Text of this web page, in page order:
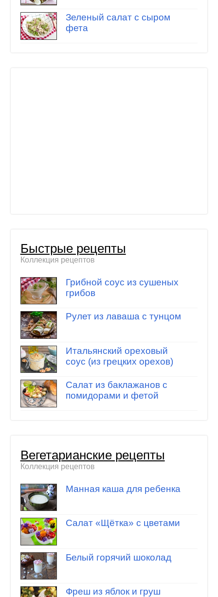
Зеленый салат с сыром
фета
Быстрые рецепты
Коллекция рецептов
Грибной соус из сушеных
грибов
Рулет из лаваша с тунцом
Итальянский ореховый
соус (из грецких орехов)
Салат из баклажанов с
помидорами и фетой
Вегетарианские рецепты
Коллекция рецептов
Манная каша для ребенка
Салат «Щётка» с цветами
Белый горячий шоколад
Фреш из яблок и груш